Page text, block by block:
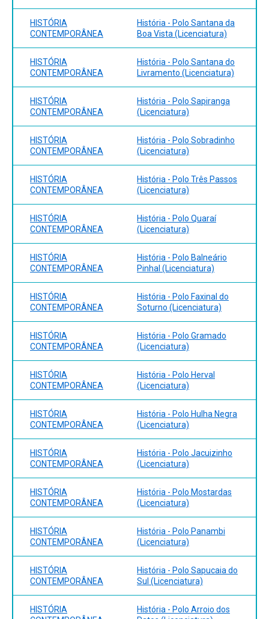
HISTÓRIA
CONTEMPORÂNEA
História - Polo Santana da
Boa Vista (Licenciatura)
HISTÓRIA
CONTEMPORÂNEA
História - Polo Santana do
Livramento (Licenciatura)
HISTÓRIA
CONTEMPORÂNEA
História - Polo Sapiranga
(Licenciatura)
HISTÓRIA
CONTEMPORÂNEA
História - Polo Sobradinho
(Licenciatura)
HISTÓRIA
CONTEMPORÂNEA
História - Polo Três Passos
(Licenciatura)
HISTÓRIA
CONTEMPORÂNEA
História - Polo Quaraí
(Licenciatura)
HISTÓRIA
CONTEMPORÂNEA
História - Polo Balneário
Pinhal (Licenciatura)
HISTÓRIA
CONTEMPORÂNEA
História - Polo Faxinal do
Soturno (Licenciatura)
HISTÓRIA
CONTEMPORÂNEA
História - Polo Gramado
(Licenciatura)
HISTÓRIA
CONTEMPORÂNEA
História - Polo Herval
(Licenciatura)
HISTÓRIA
CONTEMPORÂNEA
História - Polo Hulha Negra
(Licenciatura)
HISTÓRIA
CONTEMPORÂNEA
História - Polo Jacuizinho
(Licenciatura)
HISTÓRIA
CONTEMPORÂNEA
História - Polo Mostardas
(Licenciatura)
HISTÓRIA
CONTEMPORÂNEA
História - Polo Panambi
(Licenciatura)
HISTÓRIA
CONTEMPORÂNEA
História - Polo Sapucaia do
Sul (Licenciatura)
HISTÓRIA
História - Polo Arroio dos